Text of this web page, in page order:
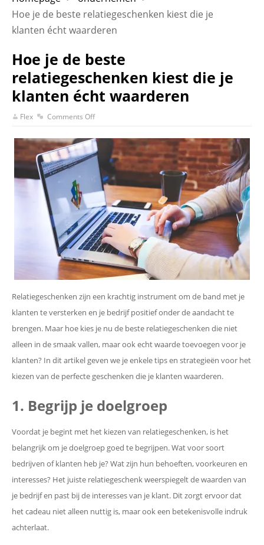
Hoe je de beste relatiegeschenken kiest die je
klanten écht waarderen
Hoe je de beste
relatiegeschenken kiest die je
klanten écht waarderen
Flex Comments Off
Relatiegeschenken zijn een krachtig instrument om de band met je
klanten te versterken en je bedrijf positief onder de aandacht te
brengen. Maar hoe kies je nu de beste relatiegeschenken die niet
alleen in de smaak vallen, maar ook echt waarde toevoegen voor je
klanten? In dit artikel geven we je enkele tips en strategieën voor het
kiezen van de perfecte geschenken die je klanten waarderen.
1. Begrijp je doelgroep
Voordat je begint met het kiezen van relatiegeschenken, is het
belangrijk om je doelgroep goed te begrijpen. Wat voor soort
bedrijven of klanten heb je? Wat zijn hun behoeften, voorkeuren en
interesses? Het juiste relatiegeschenk weerspiegelt de waarden van
je bedrijf en past bij de interesses van je klant. Dit zorgt ervoor dat
het cadeau niet alleen nuttig is, maar ook een betekenisvolle indruk
achterlaat.